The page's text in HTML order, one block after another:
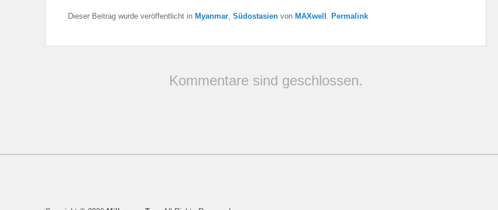
Dieser Beitrag wurde veröffentlicht in Myanmar Südostasien von MAXwell Permalink
Kommentare sind geschlossen.